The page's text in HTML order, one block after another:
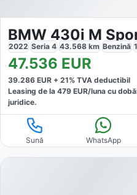
BMW 430i M
2022 Seria 4 43.568 km Benzină
47.536 EUR
39.286 EUR + 21% TVA deductibil
Leasing de la 479 EUR/luna cu
juridice.
Sună WhatsApp